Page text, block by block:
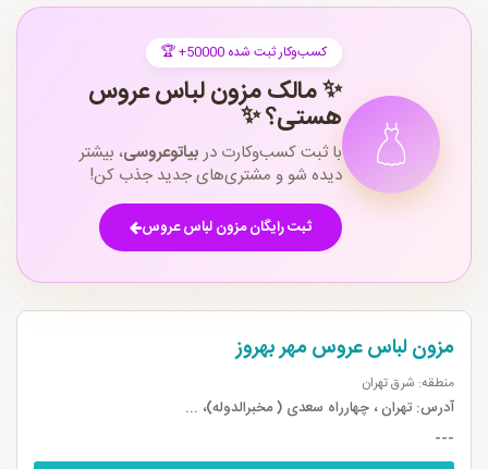
🏆 +50000 کسب‌وکار ثبت شده
✨ مالک مزون لباس عروس
هستی؟ ✨
با ثبت کسب‌وکارت دربیاتوعروسی، بیشتر
دیده شو و مشتری‌های جدید جذب کن!
ثبت رایگان مزون لباس عروس
مزون لباس عروس مهر بهروز
منطقه: شرق تهران
آدرس: تهران ، چهارراه سعدی ( مخبرالدوله)، ...
---